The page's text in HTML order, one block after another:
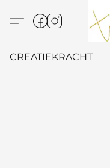
CREATIEKRACHT